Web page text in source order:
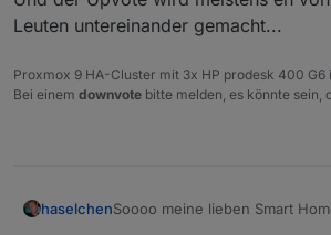
Leuten untereinander gemacht...
Proxmox 9 HA-Cluster mit 3x HP prodesk 400 G6
Bei einem downvote bitte melden, es könnte sein,
haselchenSoooo meine lieben Smart